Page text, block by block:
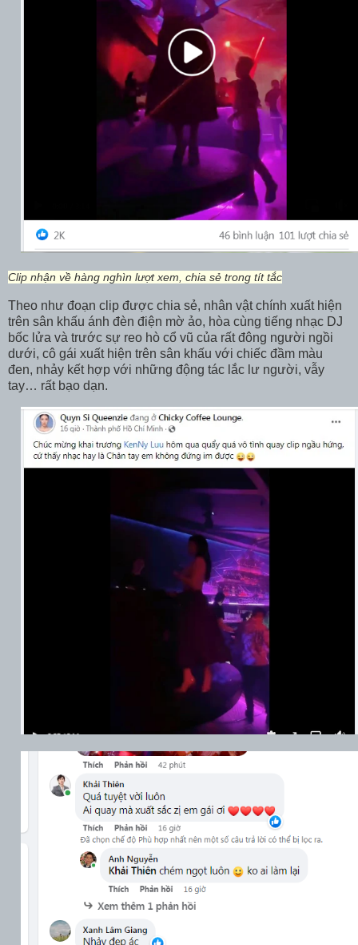
Clip nhận về hàng nghìn lượt xem, chia sẻ trong tít tắc
Theo như đoạn clip được chia sẻ, nhân vật chính xuất hiện
trên sân khấu ánh đèn điện mờ ảo, hòa cùng tiếng nhạc DJ
bốc lửa và trước sự reo hò cổ vũ của rất đông người ngồi
dưới, cô gái xuất hiện trên sân khấu với chiếc đầm màu
đen, nhảy kết hợp với những động tác lắc lư người, vẫy
tay… rất bạo dạn.